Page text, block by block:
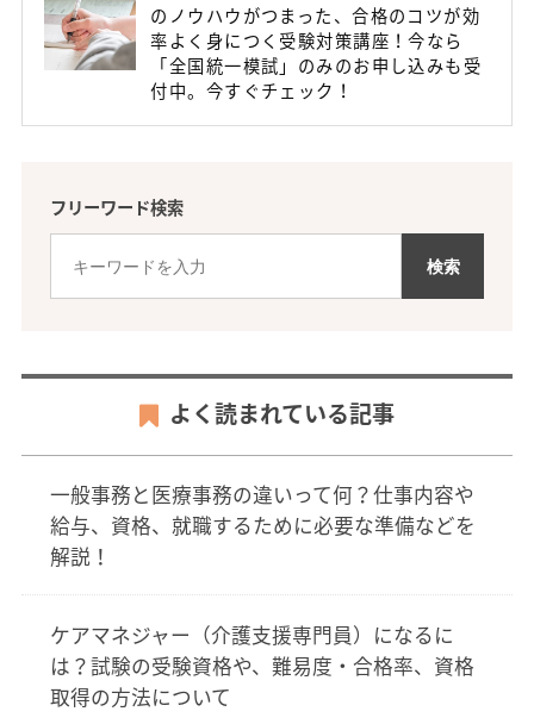
のノウハウがつまった、合格のコツが効
率よく身につく受験対策講座！今なら
「全国統一模試」のみのお申し込みも受
付中。今すぐチェック！
フリーワード検索
よく読まれている記事
一般事務と医療事務の違いって何？仕事内容や
給与、資格、就職するために必要な準備などを
解説！
ケアマネジャー（介護支援専門員）になるに
は？試験の受験資格や、難易度・合格率、資格
取得の方法について